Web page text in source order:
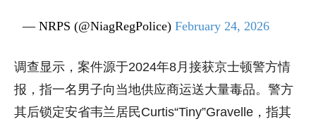
— NRPS (@NiagRegPolice)February 24, 2026
调查显示，案件源于2024年8月接获京士顿警方情
报，指一名男子向当地供应商运送大量毒品。警方
其后锁定安省韦兰居民Curtis“Tiny”Gravelle，指其